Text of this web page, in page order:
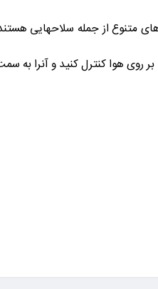
متنوع از جمله سلاحهایی
بر روی هوا کنترل کنید و آنرا